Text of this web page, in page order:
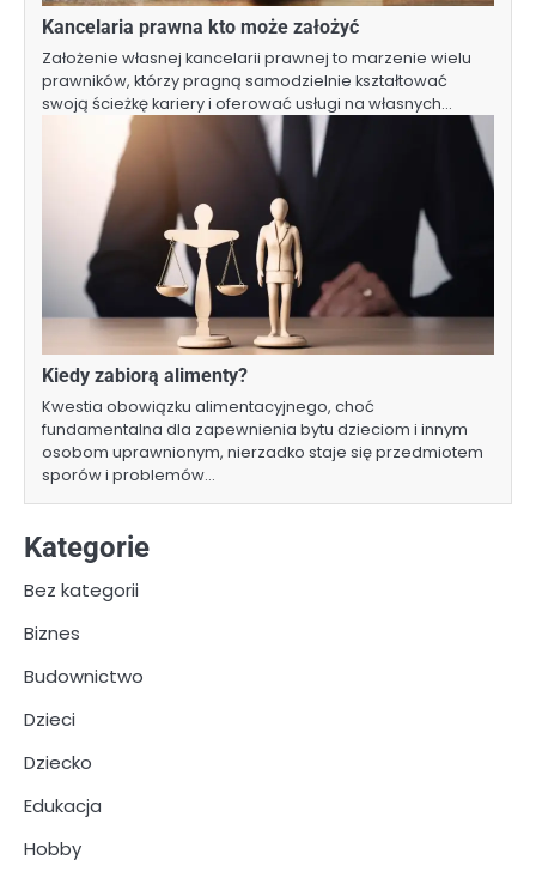
Kancelaria prawna kto może założyć
Założenie własnej kancelarii prawnej to marzenie wielu
prawników, którzy pragną samodzielnie kształtować
swoją ścieżkę kariery i oferować usługi na własnych…
Kiedy zabiorą alimenty?
Kwestia obowiązku alimentacyjnego, choć
fundamentalna dla zapewnienia bytu dzieciom i innym
osobom uprawnionym, nierzadko staje się przedmiotem
sporów i problemów…
Kategorie
Bez kategorii
Biznes
Budownictwo
Dzieci
Dziecko
Edukacja
Hobby